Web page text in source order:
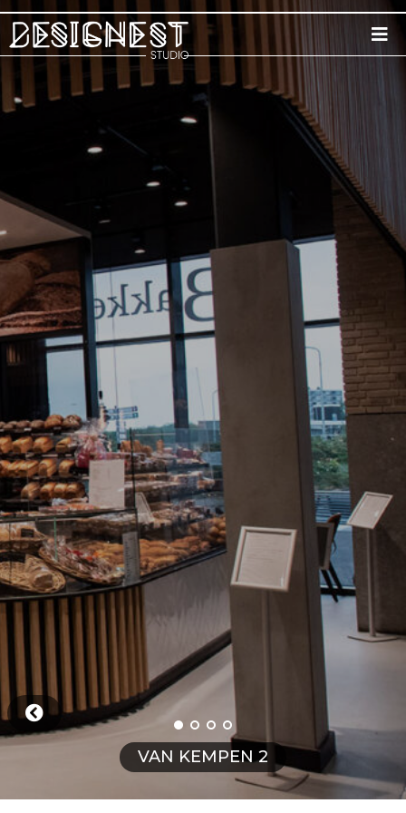
VAN KEMPEN 2